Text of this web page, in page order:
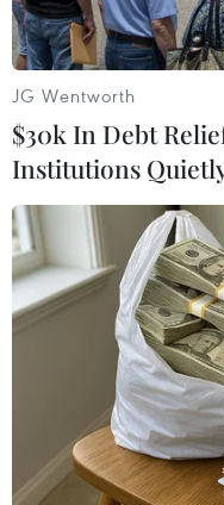
Chủ tịch HĐQT SHB Đỗ
tín dụng cho ông Võ
Tại hội nghị “Xúc
JG Wentworth
$30k In Debt
Institutions